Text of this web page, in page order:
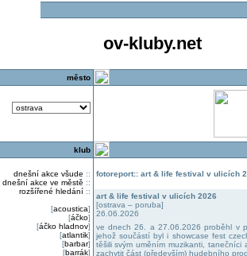
ov-kluby.net
město
klub
dnešní akce všude ::
dnešní akce ve městě ::
rozšířené hledání::
[acoustica]
[áčko]
[áčko hladnov]
[atlantik]
[barbar]
[barrák]
fotoreport:: art & life festival v ulicích
art & life festival v ulicích 2026
[ostrava – poruba]
26.06.2026
ve dnech 26. a 27.06.2026 proběhl v
jehož součástí byl i showcase fest
těšili svým uměním muzikanti,
zachytit část (především) hudebního